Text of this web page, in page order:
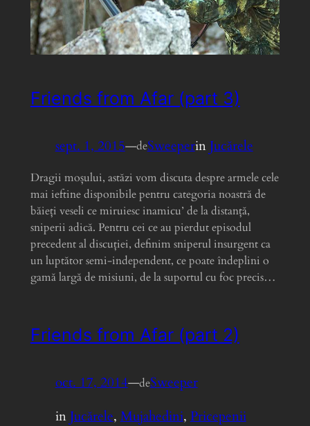
Friends from Afar (part 3)
sept. 1, 2015—deSweeperinJucărele
Dragii moșului, astăzi vom discuta despre armele cele
mai ieftine disponibile pentru categoria noastră de
băieți veseli ce miruiesc inamicu’ de la distanță,
sniperii adică. Pentru cei ce au pierdut episodul
precedent al discuției, definim sniperul insurgent ca
un luptător semi-independent, ce poate îndeplini o
gamă largă de misiuni, de la suportul cu foc precis…
Friends from Afar (part 2)
oct. 17, 2014—deSweeper
inJucărele, Mujahedini, Pricepenii